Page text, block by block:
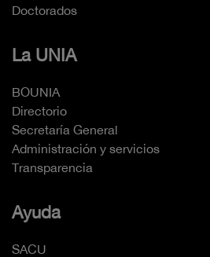
Doctorados
La UNIA
BOUNIA
Directorio
Secretaría General
Administración y servicios
Transparencia
Ayuda
SACU